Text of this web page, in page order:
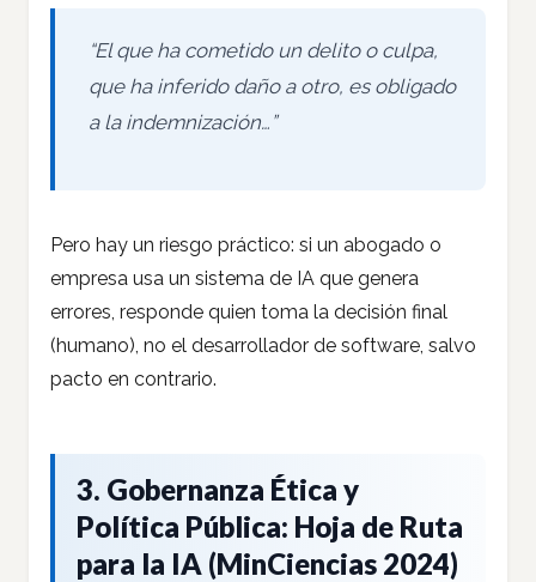
“El que ha cometido un delito o culpa,
que ha inferido daño a otro, es obligado
a la indemnización…”
Pero hay un riesgo práctico: si un abogado o
empresa usa un sistema de IA que genera
errores, responde quien toma la decisión final
(humano), no el desarrollador de software, salvo
pacto en contrario.
3. Gobernanza Ética y
Política Pública: Hoja de Ruta
para la IA (MinCiencias 2024)